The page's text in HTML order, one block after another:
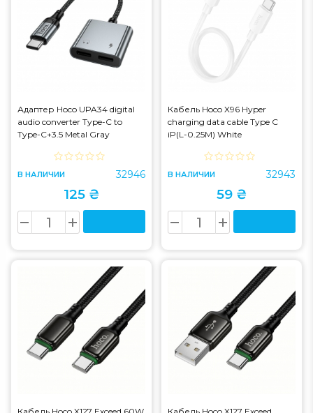
Адаптер Hoco UPA34 digital
audio converter Type-C to
Type-C+3.5 Metal Gray
В НАЛИЧИИ 32946
125 ₴
Кабель Hoco X96 Hyper
charging data cable Type C
iP(L-0.25M) White
В НАЛИЧИИ 32943
59 ₴